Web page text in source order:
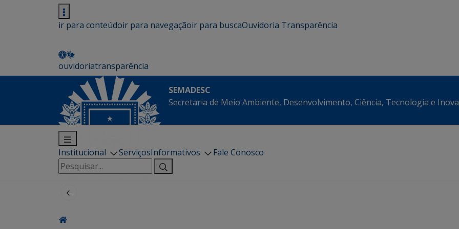
ir para conteúdoir para navegaçãoir para buscaOuvidoria Transparência
ouvidoriatransparência
SEMADESC
Secretaria de Meio Ambiente, Desenvolvimento, Ciência, Tecnologia e
Institucional ServiçosInformativos
Fale Conosco
Pesquisar
por: